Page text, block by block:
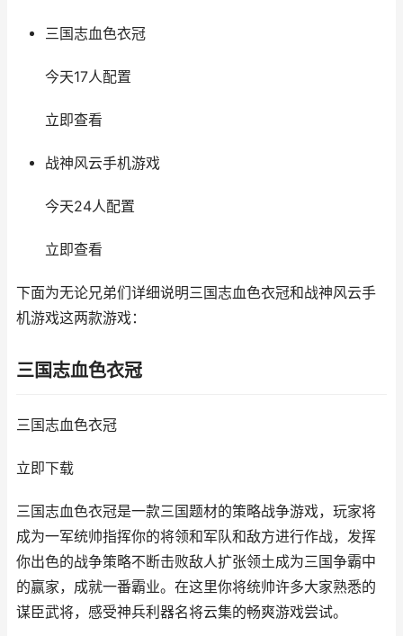
三国志血色衣冠
今天17人配置
立即查看
战神风云手机游戏
今天24人配置
立即查看
下面为无论兄弟们详细说明三国志血色衣冠和战神风云手
机游戏这两款游戏：
三国志血色衣冠
三国志血色衣冠
立即下载
三国志血色衣冠是一款三国题材的策略战争游戏，玩家将
成为一军统帅指挥你的将领和军队和敌方进行作战，发挥
你出色的战争策略不断击败敌人扩张领土成为三国争霸中
的赢家，成就一番霸业。在这里你将统帅许多大家熟悉的
谋臣武将，感受神兵利器名将云集的畅爽游戏尝试。